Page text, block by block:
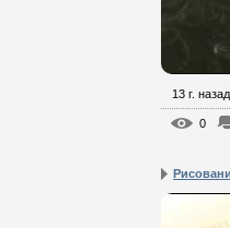
13 г. назад
0